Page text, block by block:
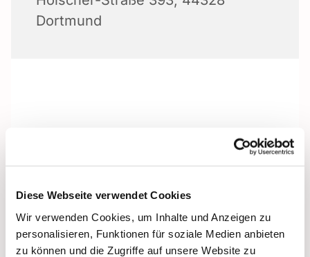
Diese Webseite verwendet Cookies
Wir verwenden Cookies, um Inhalte und Anzeigen zu
personalisieren, Funktionen für soziale Medien anbieten
zu können und die Zugriffe auf unsere Website zu
Dortmund